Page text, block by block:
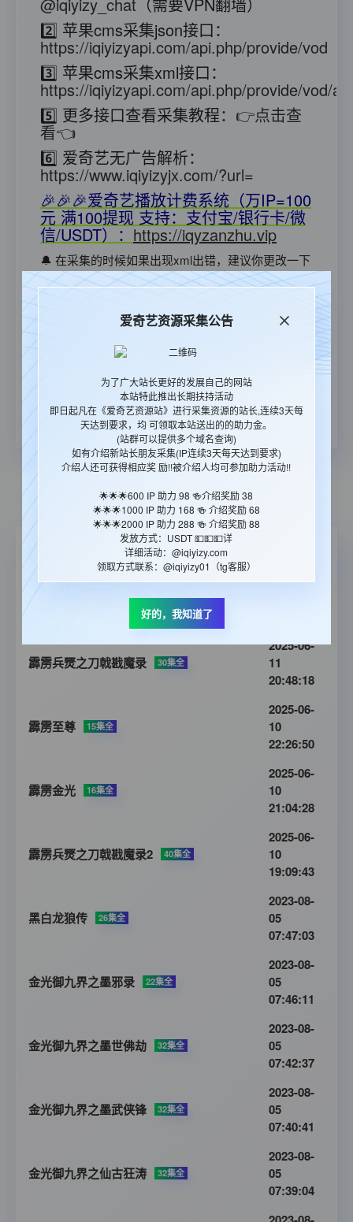
2️⃣ 苹果cms采集json接口：
https://iqiyizyapi.com/api.php/provide/vod
3️⃣ 苹果cms采集xml接口：
https://iqiyizyapi.com/api.php/provide/vod/
5️⃣ 更多接口查看采集教程： 👉点击查
看👈
6️⃣ 爱奇艺无广告解析：
https://www.iqiyizyjx.com/?url=
🎉🎉🎉爱奇艺播放计费系统（万IP=100
元 满100提现 支持：支付宝/银行卡/微
信/USDT）： https://iqyzanzhu.vip
🔔 在采集的时候如果出现xml出错，建议你更改一下
采集插件里的采集时间间隔那一项，调整到10左右，
😇本站图片地址每日更换,请勿调用! 采集的同时，请
🎉郑重承诺：资源永久免费,国内CDN
加速永久免费的资源站(承诺绝不影响
用户体验)
本站统计 65474 今日更新
2025-06-
霹雳兵燹之刀戟戡魔录 30集全
2025-06-
11
20:48:18
霹雳至尊 15集全
2025-06-
10
22:26:50
霹雳金光 16集全
2025-06-
10
21:04:28
霹雳兵燹之刀戟戡魔录2 40集全
2025-06-
10
19:09:43
黑白龙狼传 26集全
2023-08-
05
07:47:03
金光御九界之墨邪录 22集全
2023-08-
05
07:46:11
金光御九界之墨世佛劫 32集全
2023-08-
05
07:42:37
金光御九界之墨武侠锋 32集全
2023-08-
05
07:40:41
金光御九界之仙古狂涛 32集全
2023-08-
05
07:39:04
爱奇艺资源采集公告
为了广大站长更好的发展自己的网站
本站特此推出长期扶持活动
即日起凡在《爱奇艺资源站》进行采集资源的站长,连续3天每
天达到要求，均 可领取本站送出的的助力金。
(站群可以提供多个域名查询)
如有介绍新站长朋友采集(IP连续3天每天达到要求)
介绍人还可获得相应奖 励!!被介绍人均可参加助力活动!!
🌟🌟🌟600 IP 助力 98 🍻介绍奖励 38
🌟🌟🌟1000 IP 助力 168 🍻 介绍奖励 68
🌟🌟🌟2000 IP 助力 288 🍻 介绍奖励 88
发放方式：USDT 💵💵💵详
详细活动：@iqiyizy.com
领取方式联系：@iqiyizy01（tg客服）
好的，我知道了